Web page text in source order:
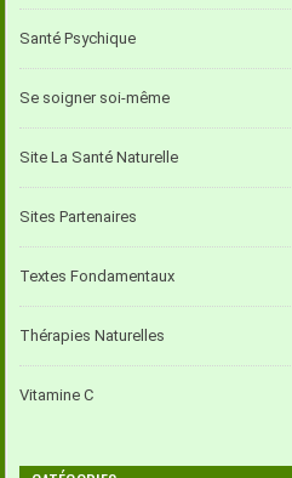
Santé Psychique
Se soigner soi-même
Site La Santé Naturelle
Sites Partenaires
Textes Fondamentaux
Thérapies Naturelles
Vitamine C